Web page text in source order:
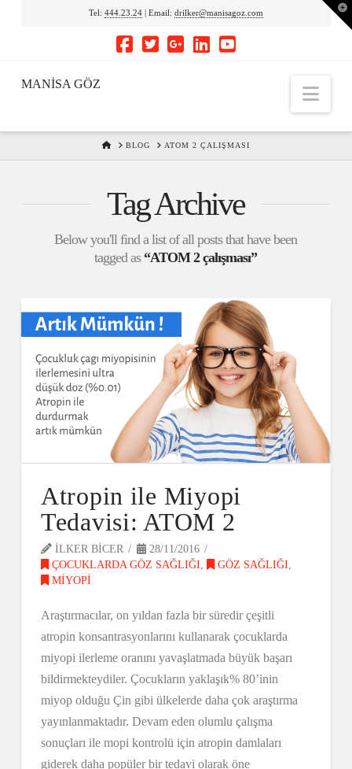
Tel: 444.23.24| Email: drilker@manisagoz.com
MANİSA GÖZ
HOMEBLOG ATOM 2 ÇALIŞMASI
Tag Archive
Below you'll find a list of all posts that have been
tagged as “ATOM 2 çalışması”
Atropin ile Miyopi
Tedavisi: ATOM 2
ILKER BICER
28/11/2016
ÇOCUKLARDA GÖZ SAĞLIĞI
GÖZ SAĞLIĞI
MIYOPI
Araştırmacılar, on yıldan fazla bir süredir çeşitli
atropin konsantrasyonlarını kullanarak çocuklarda
miyopi ilerleme oranını yavaşlatmada büyük başarı
bildirmekteydiler. Çocukların yaklaşık% 80’inin
miyop olduğu Çin gibi ülkelerde daha çok araştırma
yayınlanmaktadır. Devam eden olumlu çalışma
sonuçları ile mopi kontrolü için atropin damlaları
giderek daha popüler bir tedavi olarak öne